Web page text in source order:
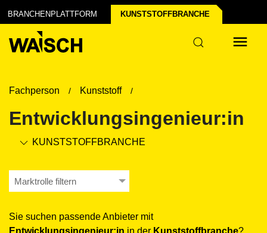
BRANCHENPLATTFORM KUNSTSTOFF­BRANCHE
Fachperson Kunststoff
Entwicklungsingenieur:in
KUNSTSTOFF­BRANCHE
Marktrolle filtern
Sie suchen passende Anbieter mit